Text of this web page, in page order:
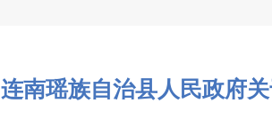
连南瑶族自治县人民政府